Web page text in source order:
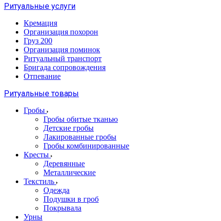
Ритуальные услуги
Кремация
Организация похорон
Груз 200
Организация поминок
Ритуальный транспорт
Бригада сопровождения
Отпевание
Ритуальные товары
Гробы
Гробы обитые тканью
Детские гробы
Лакированные гробы
Гробы комбинированные
Кресты
Деревянные
Металлические
Текстиль
Одежда
Подушки в гроб
Покрывала
Урны